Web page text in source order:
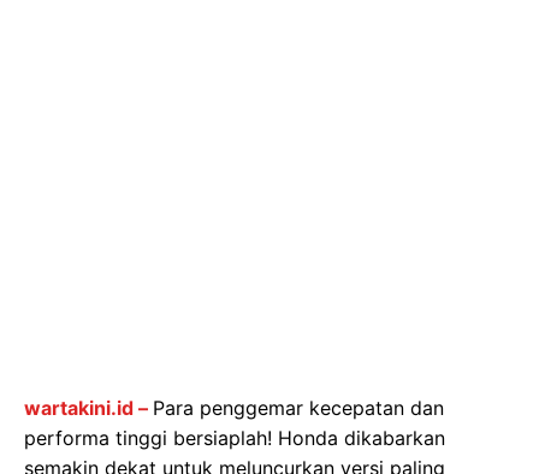
wartakini.id – Para penggemar kecepatan dan
performa tinggi bersiaplah! Honda dikabarkan
semakin dekat untuk meluncurkan versi paling